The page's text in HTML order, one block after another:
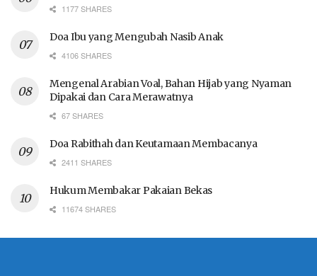
1177 SHARES
Doa Ibu yang Mengubah Nasib Anak
4106 SHARES
Mengenal Arabian Voal, Bahan Hijab yang Nyaman
Dipakai dan Cara Merawatnya
67 SHARES
Doa Rabithah dan Keutamaan Membacanya
2411 SHARES
Hukum Membakar Pakaian Bekas
11674 SHARES